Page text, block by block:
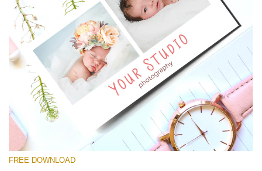
Please select
Free Template #35
Newborn Photography Price List
Free download
FREE DOWNLOAD